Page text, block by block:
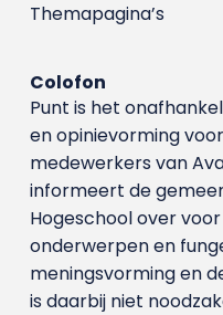
Themapagina’s
Colofon
Punt is het
en opinievorming
medewerkers van
informeert de
Hogeschool over
onderwerpen en
meningsvorming en
is daarbij niet